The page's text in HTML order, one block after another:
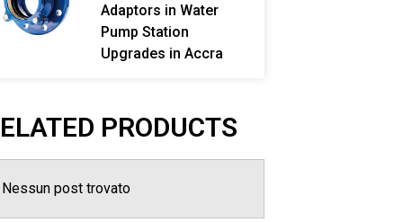
Adaptors in Water
Pump Station
Upgrades in Accra
PRODUCTS
Nessun post trovato